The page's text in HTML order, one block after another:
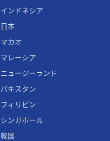
インドネシア
日本
マカオ
マレーシア
ニュージーランド
パキスタン
フィリピン
シンガポール
韓国